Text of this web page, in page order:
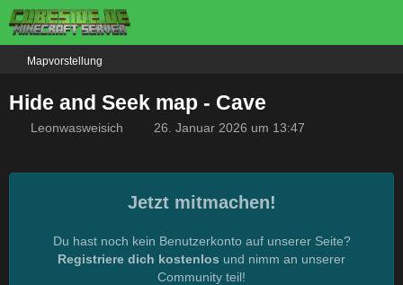
Mapvorstellung
Hide and Seek map - Cave
Leonwasweisich 26. Januar 2026 um 13:47
Jetzt mitmachen!
Du hast noch kein Benutzerkonto auf unserer Seite?
Registriere dich kostenlos und nimm an unserer
Community teil!